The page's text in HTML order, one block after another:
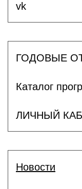
vk
ГОДОВЫЕ
Каталог
ЛИЧНЫЙ
Новости